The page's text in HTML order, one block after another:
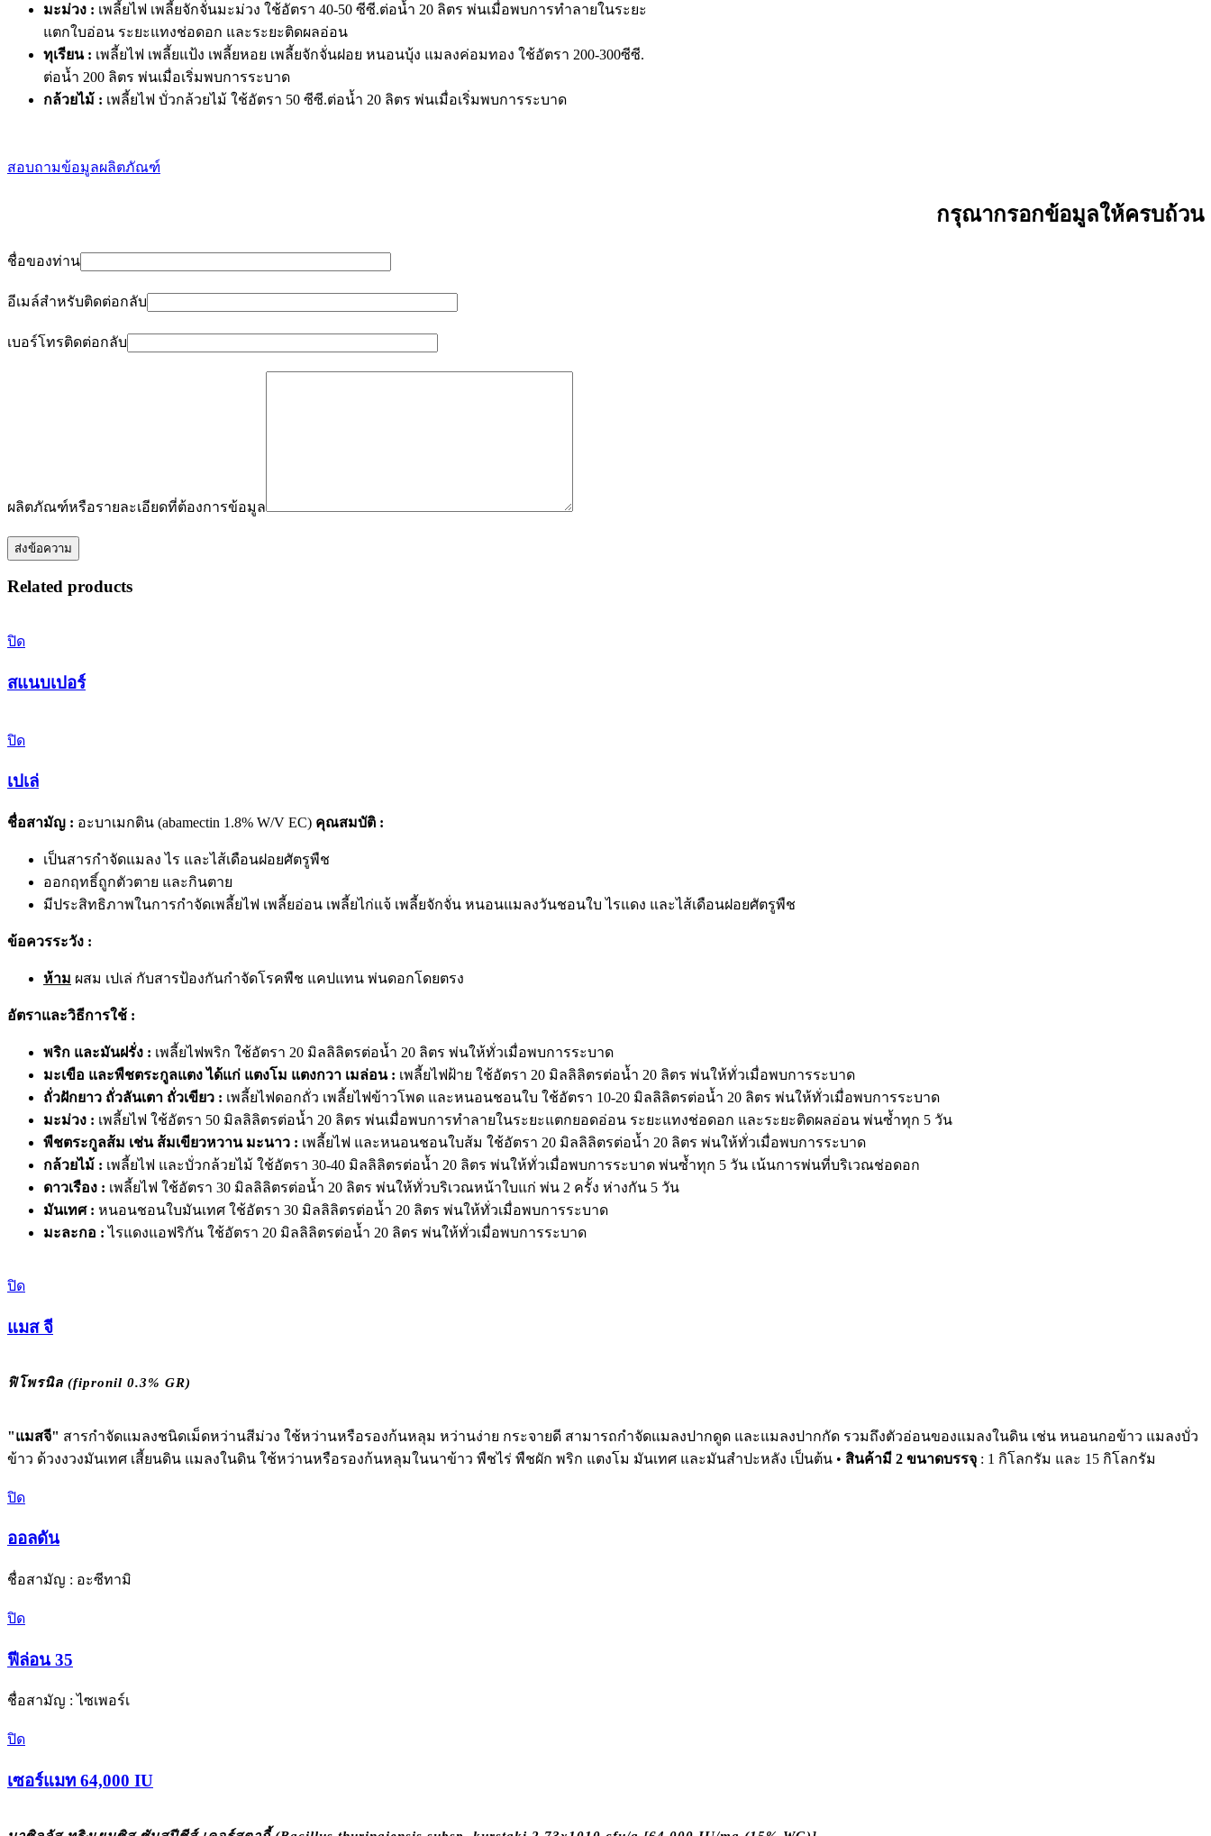
มะม่วง : เพลี้ยไฟ เพลี้ยจักจั่นมะม่วง ใช้อัตรา 40-50 ซีซี.ต่อน้ำ 20 ลิตร พ่นเมื่อพบการทำลายในระยะ
แตกใบอ่อน ระยะแทงช่อดอก และระยะติดผลอ่อน
ทุเรียน : เพลี้ยไฟ เพลี้ยแป้ง เพลี้ยหอย เพลี้ยจักจั่นฝอย หนอนบุ้ง แมลงค่อมทอง ใช้อัตรา 200-300ซีซี.
ต่อน้ำ 200 ลิตร พ่นเมื่อเริ่มพบการระบาด
กล้วยไม้ : เพลี้ยไฟ บั่วกล้วยไม้ ใช้อัตรา 50 ซีซี.ต่อน้ำ 20 ลิตร พ่นเมื่อเริ่มพบการระบาด
สอบถามข้อมูลผลิตภัณฑ์
กรุณากรอกข้อมูลให้ครบถ้วน
ชื่อของท่าน
อีเมล์สำหรับติดต่อกลับ
เบอร์โทรติดต่อกลับ
ผลิตภัณฑ์หรือรายละเอียดที่ต้องการข้อมูล
Related products
ปิด
สแนบเปอร์
ปิด
เปเล่
ชื่อสามัญ : อะบาเมกติน (abamectin 1.8% W/V EC) คุณสมบัติ :
เป็นสารกำจัดแมลง ไร และไส้เดือนฝอยศัตรูพืช
ออกฤทธิ์ถูกตัวตาย และกินตาย
มีประสิทธิภาพในการกำจัดเพลี้ยไฟ เพลี้ยอ่อน เพลี้ยไก่แจ้ เพลี้ยจักจั่น หนอนแมลงวันชอนใบ ไรแดง และไส้เดือนฝอยศัตรูพืช
ข้อควรระวัง :
ห้าม ผสม เปเล่ กับสารป้องกันกำจัดโรคพืช แคปแทน พ่นดอกโดยตรง
อัตราและวิธีการใช้ :
พริก และมันฝรั่ง : เพลี้ยไฟพริก ใช้อัตรา 20 มิลลิลิตรต่อน้ำ 20 ลิตร พ่นให้ทั่วเมื่อพบการระบาด
มะเขือ และพืชตระกูลแตง ได้แก่ แตงโม แตงกวา เมล่อน : เพลี้ยไฟฝ้าย ใช้อัตรา 20 มิลลิลิตรต่อน้ำ 20 ลิตร พ่นให้ทั่วเมื่อพบการระบาด
ถั่วฝักยาว ถั่วลันเตา ถั่วเขียว : เพลี้ยไฟดอกถั่ว เพลี้ยไฟข้าวโพด และหนอนชอนใบ ใช้อัตรา 10-20 มิลลิลิตรต่อน้ำ 20 ลิตร พ่นให้ทั่วเมื่อพบการระบาด
มะม่วง : เพลี้ยไฟ ใช้อัตรา 50 มิลลิลิตรต่อน้ำ 20 ลิตร พ่นเมื่อพบการทำลายในระยะแตกยอดอ่อน ระยะแทงช่อดอก และระยะติดผลอ่อน พ่นซ้ำทุก 5 วัน
พืชตระกูลส้ม เช่น ส้มเขียวหวาน มะนาว : เพลี้ยไฟ และหนอนชอนใบส้ม ใช้อัตรา 20 มิลลิลิตรต่อน้ำ 20 ลิตร พ่นให้ทั่วเมื่อพบการระบาด
กล้วยไม้ : เพลี้ยไฟ และบั่วกล้วยไม้ ใช้อัตรา 30-40 มิลลิลิตรต่อน้ำ 20 ลิตร พ่นให้ทั่วเมื่อพบการระบาด พ่นซ้ำทุก 5 วัน เน้นการพ่นที่บริเวณช่อดอก
ดาวเรือง : เพลี้ยไฟ ใช้อัตรา 30 มิลลิลิตรต่อน้ำ 20 ลิตร พ่นให้ทั่วบริเวณหน้าใบแก่ พ่น 2 ครั้ง ห่างกัน 5 วัน
มันเทศ : หนอนชอนใบมันเทศ ใช้อัตรา 30 มิลลิลิตรต่อน้ำ 20 ลิตร พ่นให้ทั่วเมื่อพบการระบาด
มะละกอ : ไรแดงแอฟริกัน ใช้อัตรา 20 มิลลิลิตรต่อน้ำ 20 ลิตร พ่นให้ทั่วเมื่อพบการระบาด
ปิด
แมส จี
ฟิโพรนิล (fipronil 0.3% GR)
"แมสจี" สารกำจัดแมลงชนิดเม็ดหว่านสีม่วง ใช้หว่านหรือรองก้นหลุม หว่านง่าย กระจายดี สามารถกำจัดแมลงปากดูด และแมลงปากกัด รวมถึงตัวอ่อนของแมลงในดิน เช่น หนอนกอข้าว แมลงบั่ว
ข้าว ด้วงงวงมันเทศ เสี้ยนดิน แมลงในดิน ใช้หว่านหรือรองก้นหลุมในนาข้าว พืชไร่ พืชผัก พริก แตงโม มันเทศ และมันสำปะหลัง เป็นต้น • สินค้ามี 2 ขนาดบรรจุ : 1 กิโลกรัม และ 15 กิโลกรัม
ปิด
ออลดัน
ชื่อสามัญ : อะซีทามิ
ปิด
ฟีล่อน 35
ชื่อสามัญ : ไซเพอร์เ
ปิด
เซอร์แมท 64,000 IU